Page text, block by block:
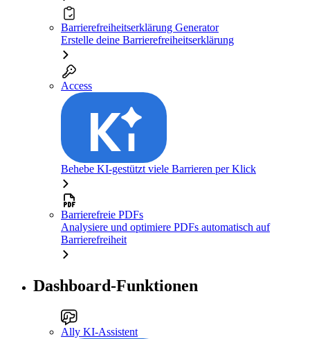
Barrierefreiheitserklärung Generator
Erstelle deine Barrierefreiheitserklärung
Access
Behebe KI-gestützt viele Barrieren per Klick
Barrierefreie PDFs
Analysiere und optimiere PDFs automatisch auf
Barrierefreiheit
Dashboard-Funktionen
Ally KI-Assistent